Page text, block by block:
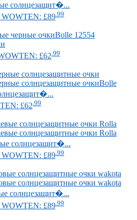
солнцезащит�...
WOWTEN: £89.99
Bolle 12554
£62 .99
Bolle
£62 .99
солнцезащит�...
WOWTEN: £89.99
солнцезащит�...
WOWTEN: £89 .99